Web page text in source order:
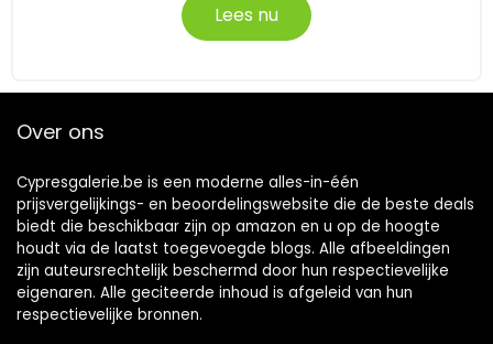
Lees nu
Over ons
Cypresgalerie.be is een moderne alles-in-één
prijsvergelijkings- en beoordelingswebsite die de beste deals
biedt die beschikbaar zijn op amazon en u op de hoogte
houdt via de laatst toegevoegde blogs. Alle afbeeldingen
zijn auteursrechtelijk beschermd door hun respectievelijke
eigenaren. Alle geciteerde inhoud is afgeleid van hun
respectievelijke bronnen.